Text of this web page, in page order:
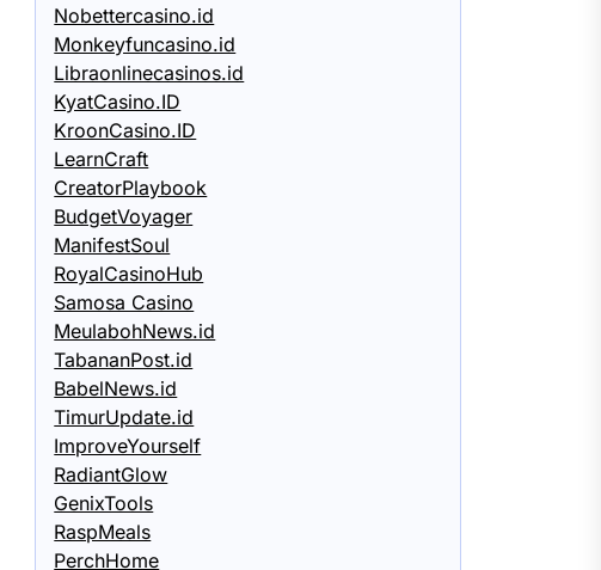
Nobettercasino.id
Monkeyfuncasino.id
Libraonlinecasinos.id
KyatCasino.ID
KroonCasino.ID
LearnCraft
CreatorPlaybook
BudgetVoyager
ManifestSoul
RoyalCasinoHub
Samosa Casino
MeulabohNews.id
TabananPost.id
BabelNews.id
TimurUpdate.id
ImproveYourself
RadiantGlow
GenixTools
RaspMeals
PerchHome